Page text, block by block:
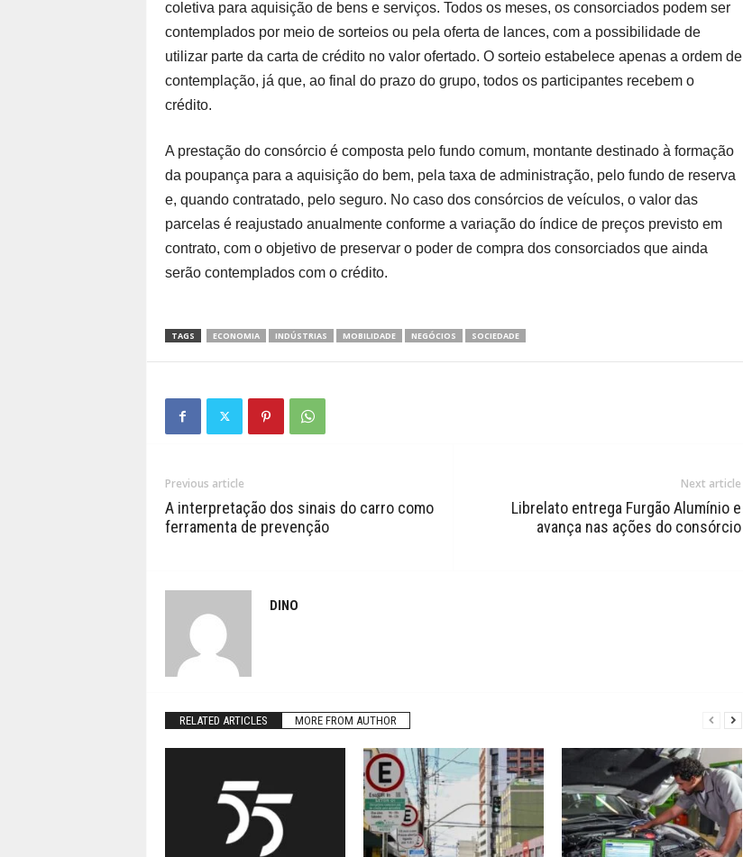
coletiva para aquisição de bens e serviços. Todos os meses, os consorciados podem ser
contemplados por meio de sorteios ou pela oferta de lances, com a possibilidade de
utilizar parte da carta de crédito no valor ofertado. O sorteio estabelece apenas a ordem de
contemplação, já que, ao final do prazo do grupo, todos os participantes recebem o
crédito.
A prestação do consórcio é composta pelo fundo comum, montante destinado à formação
da poupança para a aquisição do bem, pela taxa de administração, pelo fundo de reserva
e, quando contratado, pelo seguro. No caso dos consórcios de veículos, o valor das
parcelas é reajustado anualmente conforme a variação do índice de preços previsto em
contrato, com o objetivo de preservar o poder de compra dos consorciados que ainda
serão contemplados com o crédito.
TAGS ECONOMIA INDÚSTRIAS MOBILIDADE NEGÓCIOS SOCIEDADE
Previous article
A interpretação dos sinais do carro como
ferramenta de prevenção
Next article
Librelato entrega Furgão Alumínio e
avança nas ações do consórcio
DINO
RELATED ARTICLES MORE FROM AUTHOR